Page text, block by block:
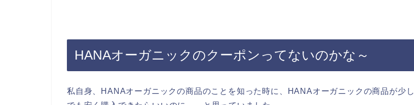
HANAオーガニックのクーポンってないのかな～
私自身、HANAオーガニックの商品のことを知った時に、HANAオーガニックの商品が少し